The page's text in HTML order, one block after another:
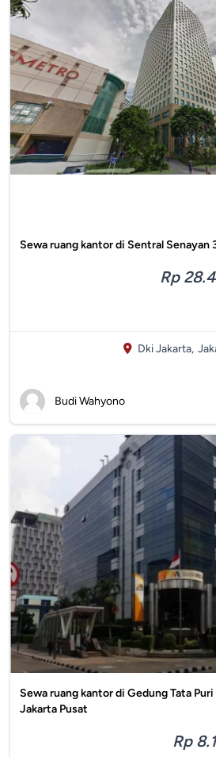
Sewa ruang kantor di Sentral Senayan
Rp
Dki Jakarta,
Budi Wahyono
Sewa ruang kantor di Gedung Tata Puri
Jakarta Pusat
Rp